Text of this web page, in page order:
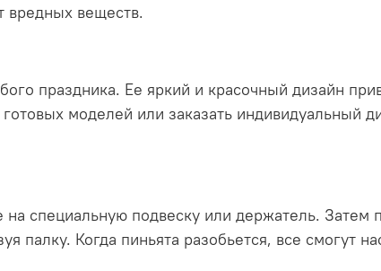
вредных веществ.
праздника. Ее яркий и красочный дизайн
моделей или заказать индивидуальный
на специальную подвеску или держатель. Затем
палку. Когда пиньята разобьется, все смогут